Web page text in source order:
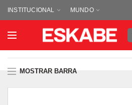
INSTITUCIONAL MUNDO
MOSTRAR BARRA